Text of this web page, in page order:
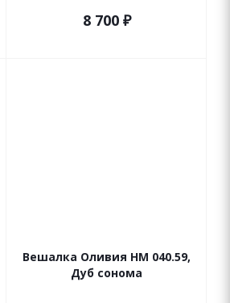
8 700 ₽
Вешалка Оливия НМ 040.59,
Дуб сонома